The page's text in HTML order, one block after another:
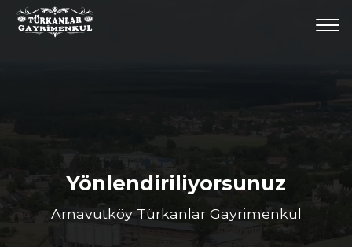
Yönlendiriliyorsunuz
Arnavutköy Türkanlar Gayrimenkul